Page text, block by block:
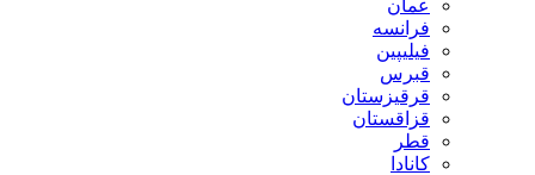
عمان
فرانسه
فیلیپین
قبرس
قرقیزستان
قزاقستان
قطر
کانادا